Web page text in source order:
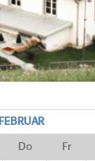
FEBRUAR
Do Fr